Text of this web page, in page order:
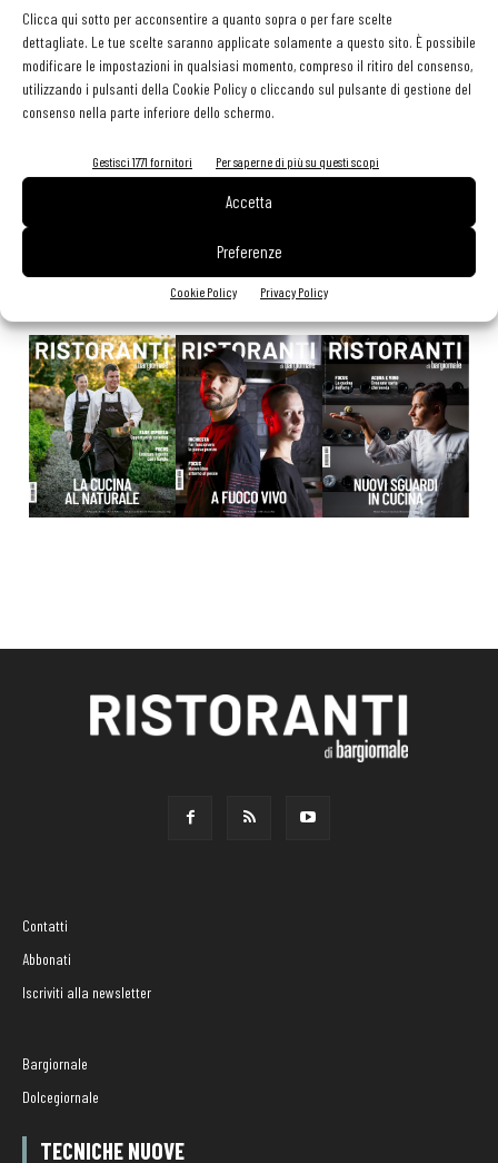
Clicca qui sotto per acconsentire a quanto sopra o per fare scelte
dettagliate. Le tue scelte saranno applicate solamente a questo sito. È possibile
modificare le impostazioni in qualsiasi momento, compreso il ritiro del consenso,
utilizzando i pulsanti della Cookie Policy o cliccando sul pulsante di gestione del
consenso nella parte inferiore dello schermo.
Gestisci 1771 fornitori Per saperne di più su questi scopi
Accetta
Preferenze
Cookie Policy Privacy Policy
Sogemi rafforza i servizi per la ristorazione: orario esteso e
tessera gratuita per i professionisti HoReCa
29 Luglio 2026
Aperti per ferie. Buoni indirizzi da Nord a Sud per godersi le
vacanze (o da scorprire se si è in vacanza)
modifiche alle Linee Guida dell’Antitrust
Contatti
Abbonati
Iscriviti alla newsletter
Bargiornale
Dolcegiornale
TECNICHE NUOVE